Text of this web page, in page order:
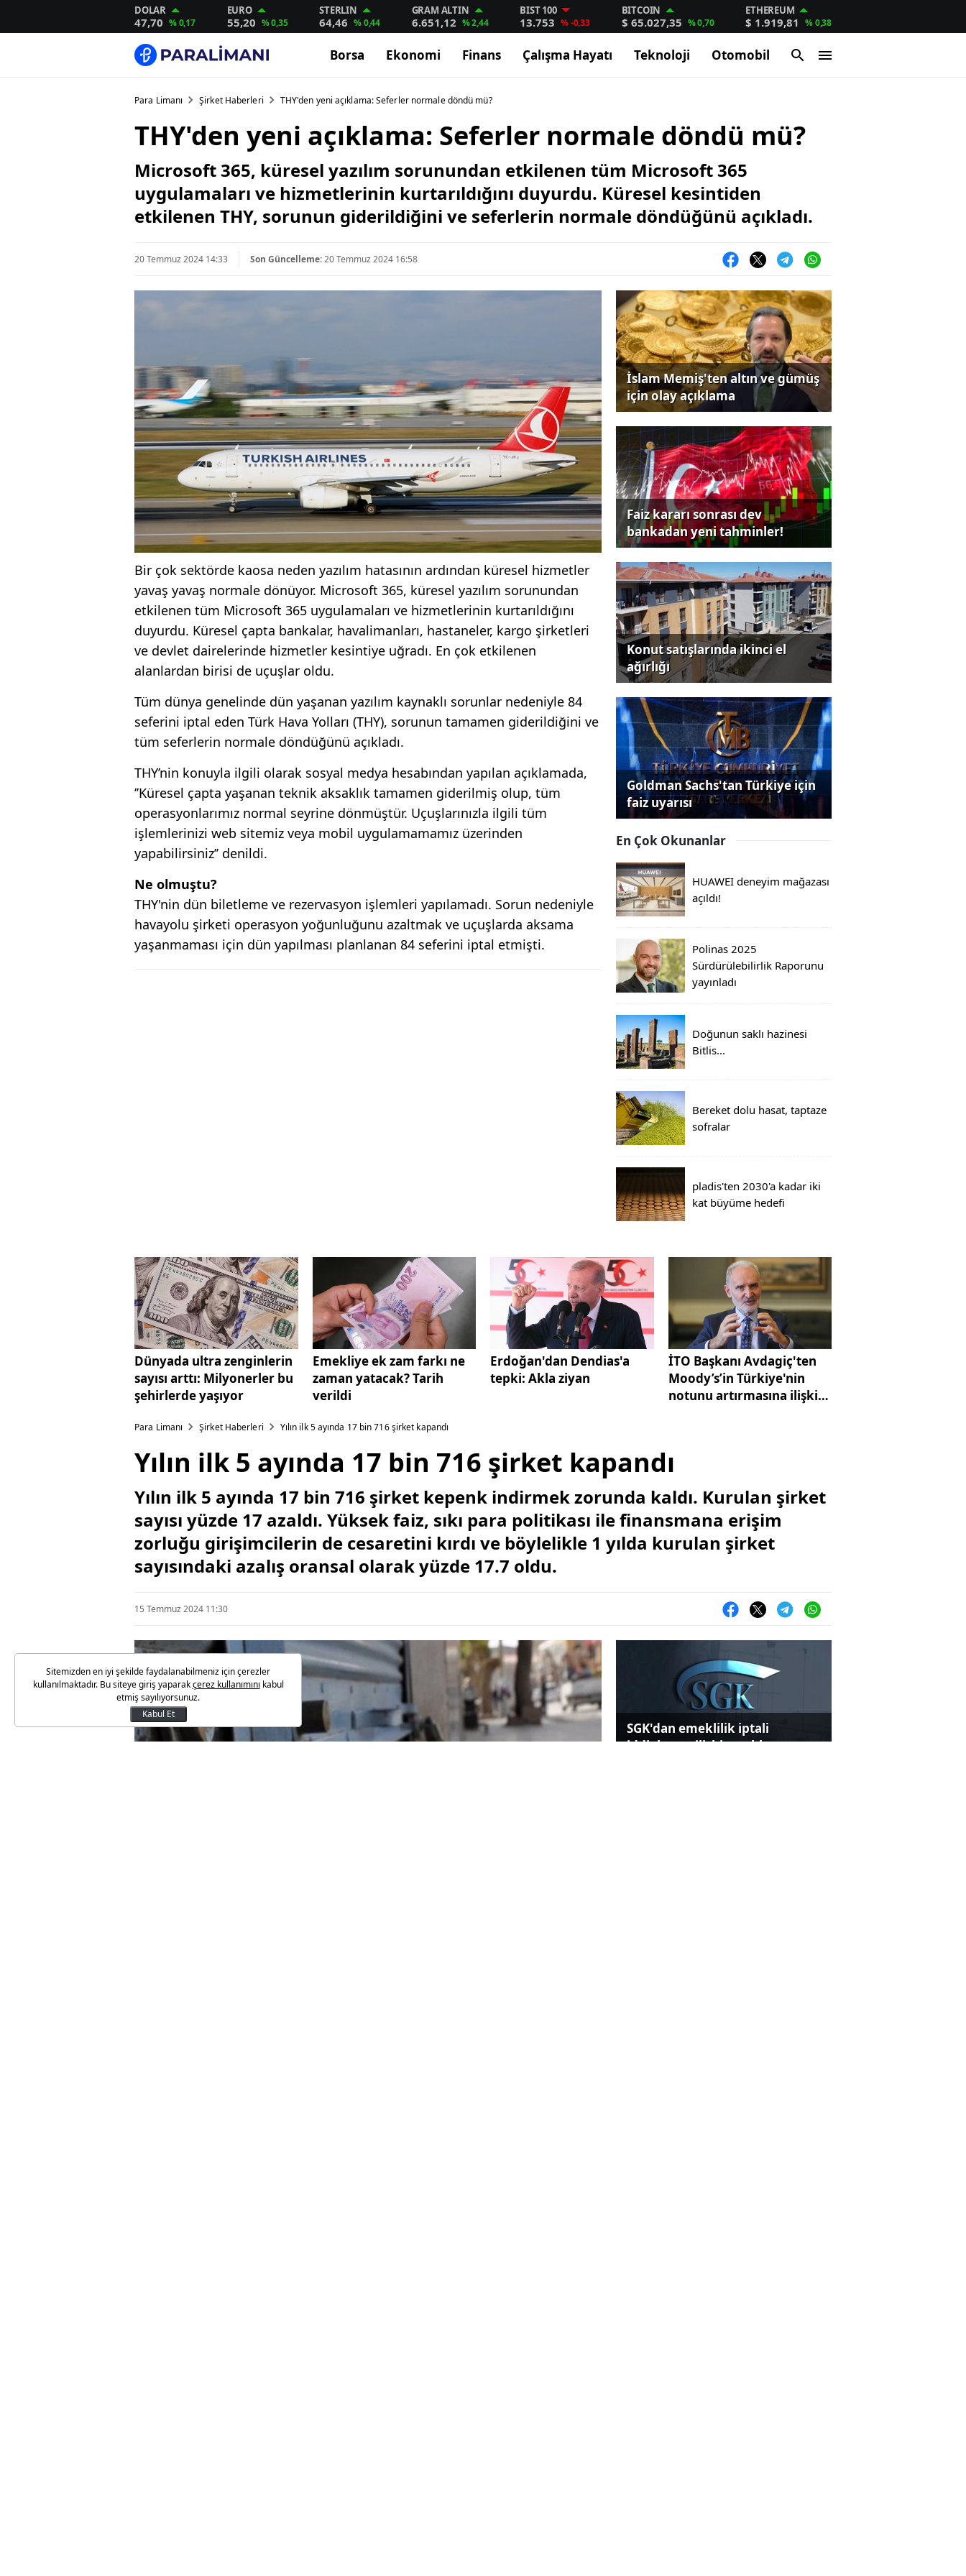
DOLAR
47,70 % 0,17
EURO
55,20 % 0,35
STERLIN
64,46 % 0,44
GRAM ALTIN
6.651,12 % 2,44
BIST 100
13.753 % -0,33
BITCOIN
$ 65.027,35 % 0,70
ETHEREUM
$ 1.919,81 % 0,38
Borsa Ekonomi Finans Çalışma Hayatı Teknoloji Otomobil
Para Limanı Şirket Haberleri THY'den yeni açıklama: Seferler normale döndü mü?
THY'den yeni açıklama: Seferler normale döndü mü?
Microsoft 365, küresel yazılım sorunundan etkilenen tüm Microsoft 365
uygulamaları ve hizmetlerinin kurtarıldığını duyurdu. Küresel kesintiden
etkilenen THY, sorunun giderildiğini ve seferlerin normale döndüğünü açıkladı.
20 Temmuz 2024 14:33 Son Güncelleme:20 Temmuz 2024 16:58
Bir çok sektörde kaosa neden yazılım hatasının ardından küresel hizmetler
yavaş yavaş normale dönüyor. Microsoft 365, küresel yazılım sorunundan
etkilenen tüm Microsoft 365 uygulamaları ve hizmetlerinin kurtarıldığını
duyurdu. Küresel çapta bankalar, havalimanları, hastaneler, kargo şirketleri
ve devlet dairelerinde hizmetler kesintiye uğradı. En çok etkilenen
alanlardan birisi de uçuşlar oldu.
Tüm dünya genelinde dün yaşanan yazılım kaynaklı sorunlar nedeniyle 84
seferini iptal eden Türk Hava Yolları (THY), sorunun tamamen giderildiğini ve
tüm seferlerin normale döndüğünü açıkladı.
THY’nin konuyla ilgili olarak sosyal medya hesabından yapılan açıklamada,
’’Küresel çapta yaşanan teknik aksaklık tamamen giderilmiş olup, tüm
operasyonlarımız normal seyrine dönmüştür. Uçuşlarınızla ilgili tüm
işlemlerinizi web sitemiz veya mobil uygulamamamız üzerinden
yapabilirsiniz’’ denildi.
Ne olmuştu?
THY'nin dün biletleme ve rezervasyon işlemleri yapılamadı. Sorun nedeniyle
havayolu şirketi operasyon yoğunluğunu azaltmak ve uçuşlarda aksama
yaşanmaması için dün yapılması planlanan 84 seferini iptal etmişti.
İslam Memiş'ten altın ve gümüş
için olay açıklama
Faiz kararı sonrası dev
bankadan yeni tahminler!
Konut satışlarında ikinci el
ağırlığı
Goldman Sachs'tan Türkiye için
faiz uyarısı
En Çok Okunanlar
HUAWEI deneyim mağazası
açıldı!
Polinas 2025
Sürdürülebilirlik Raporunu
yayınladı
Doğunun saklı hazinesi
Bitlis...
Bereket dolu hasat, taptaze
sofralar
pladis'ten 2030'a kadar iki
kat büyüme hedefi
Dünyada ultra zenginlerin
sayısı arttı: Milyonerler bu
şehirlerde yaşıyor
Emekliye ek zam farkı ne
zaman yatacak? Tarih
verildi
Erdoğan'dan Dendias'a
tepki: Akla ziyan
İTO Başkanı Avdagiç'ten
Moody’s’in Türkiye'nin
notunu artırmasına ilişkin
Para Limanı Şirket Haberleri Yılın ilk 5 ayında 17 bin 716 şirket kapandı
Yılın ilk 5 ayında 17 bin 716 şirket kapandı
Yılın ilk 5 ayında 17 bin 716 şirket kepenk indirmek zorunda kaldı. Kurulan şirket
sayısı yüzde 17 azaldı. Yüksek faiz, sıkı para politikası ile finansmana erişim
zorluğu girişimcilerin de cesaretini kırdı ve böylelikle 1 yılda kurulan şirket
sayısındaki azalış oransal olarak yüzde 17.7 oldu.
15 Temmuz 2024 11:30
SGK'dan emeklilik iptali
iddialarına ilişkin açıklama
Sitemizden en iyi şekilde faydalanabilmeniz için çerezler
kullanılmaktadır. Bu siteye giriş yaparakçerez kullanımını kabul
etmiş sayılıyorsunuz.
Kabul Et